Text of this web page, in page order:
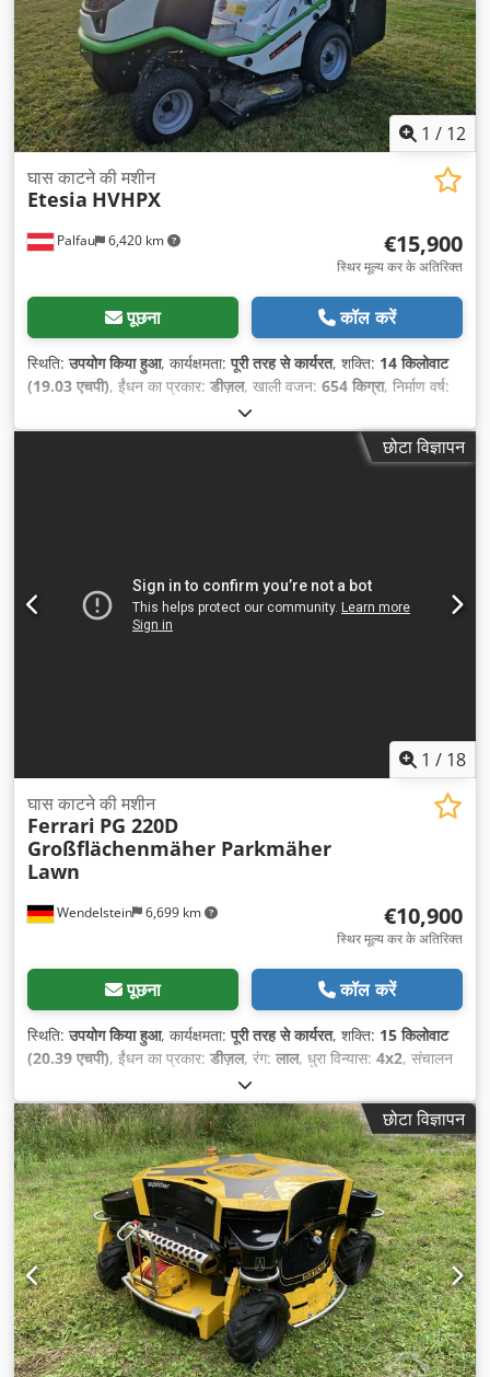
1 / 12
Palfau 6,420 km
घास काटने की मशीन
Etesia HVHPX
€15,900
स्थिर मूल्य कर के अतिरिक्त
पूछना कॉल करें
स्थिति:उपयोग किया हुआ, कार्यक्षमता:पूरी तरह से कार्यरत, शक्ति: 14 किलोवाट
(19.03 एचपी), ईंधन का प्रकार: डीज़ल, खाली वजन: 654 किग्रा, निर्माण वर्ष:
, मशीन/वाहन संख्या:
उपकरण:सभी पहियों की ड्राइव,
छोटा विज्ञापन
1 / 18
Wendelstein 6,699 km
घास काटने की मशीन
Ferrari PG 220D
Großflächenmäher Parkmäher
Lawn
€10,900
स्थिर मूल्य कर के अतिरिक्त
पूछना कॉल करें
स्थिति:उपयोग किया हुआ, कार्यक्षमता:पूरी तरह से कार्यरत, शक्ति: 15 किलोवाट
(20.39 एचपी), ईंधन का प्रकार: डीज़ल, रंग: लाल, धुरा विन्यास: 4x2, संचालन
753 किग्रा
हाइड्रोस्टेटिक, निर्माण वर्ष:2015, संचालन के घंटे:1,350 h, उपकरण:
डिफरेंशियल लॉक, छोटा विज्ञापन